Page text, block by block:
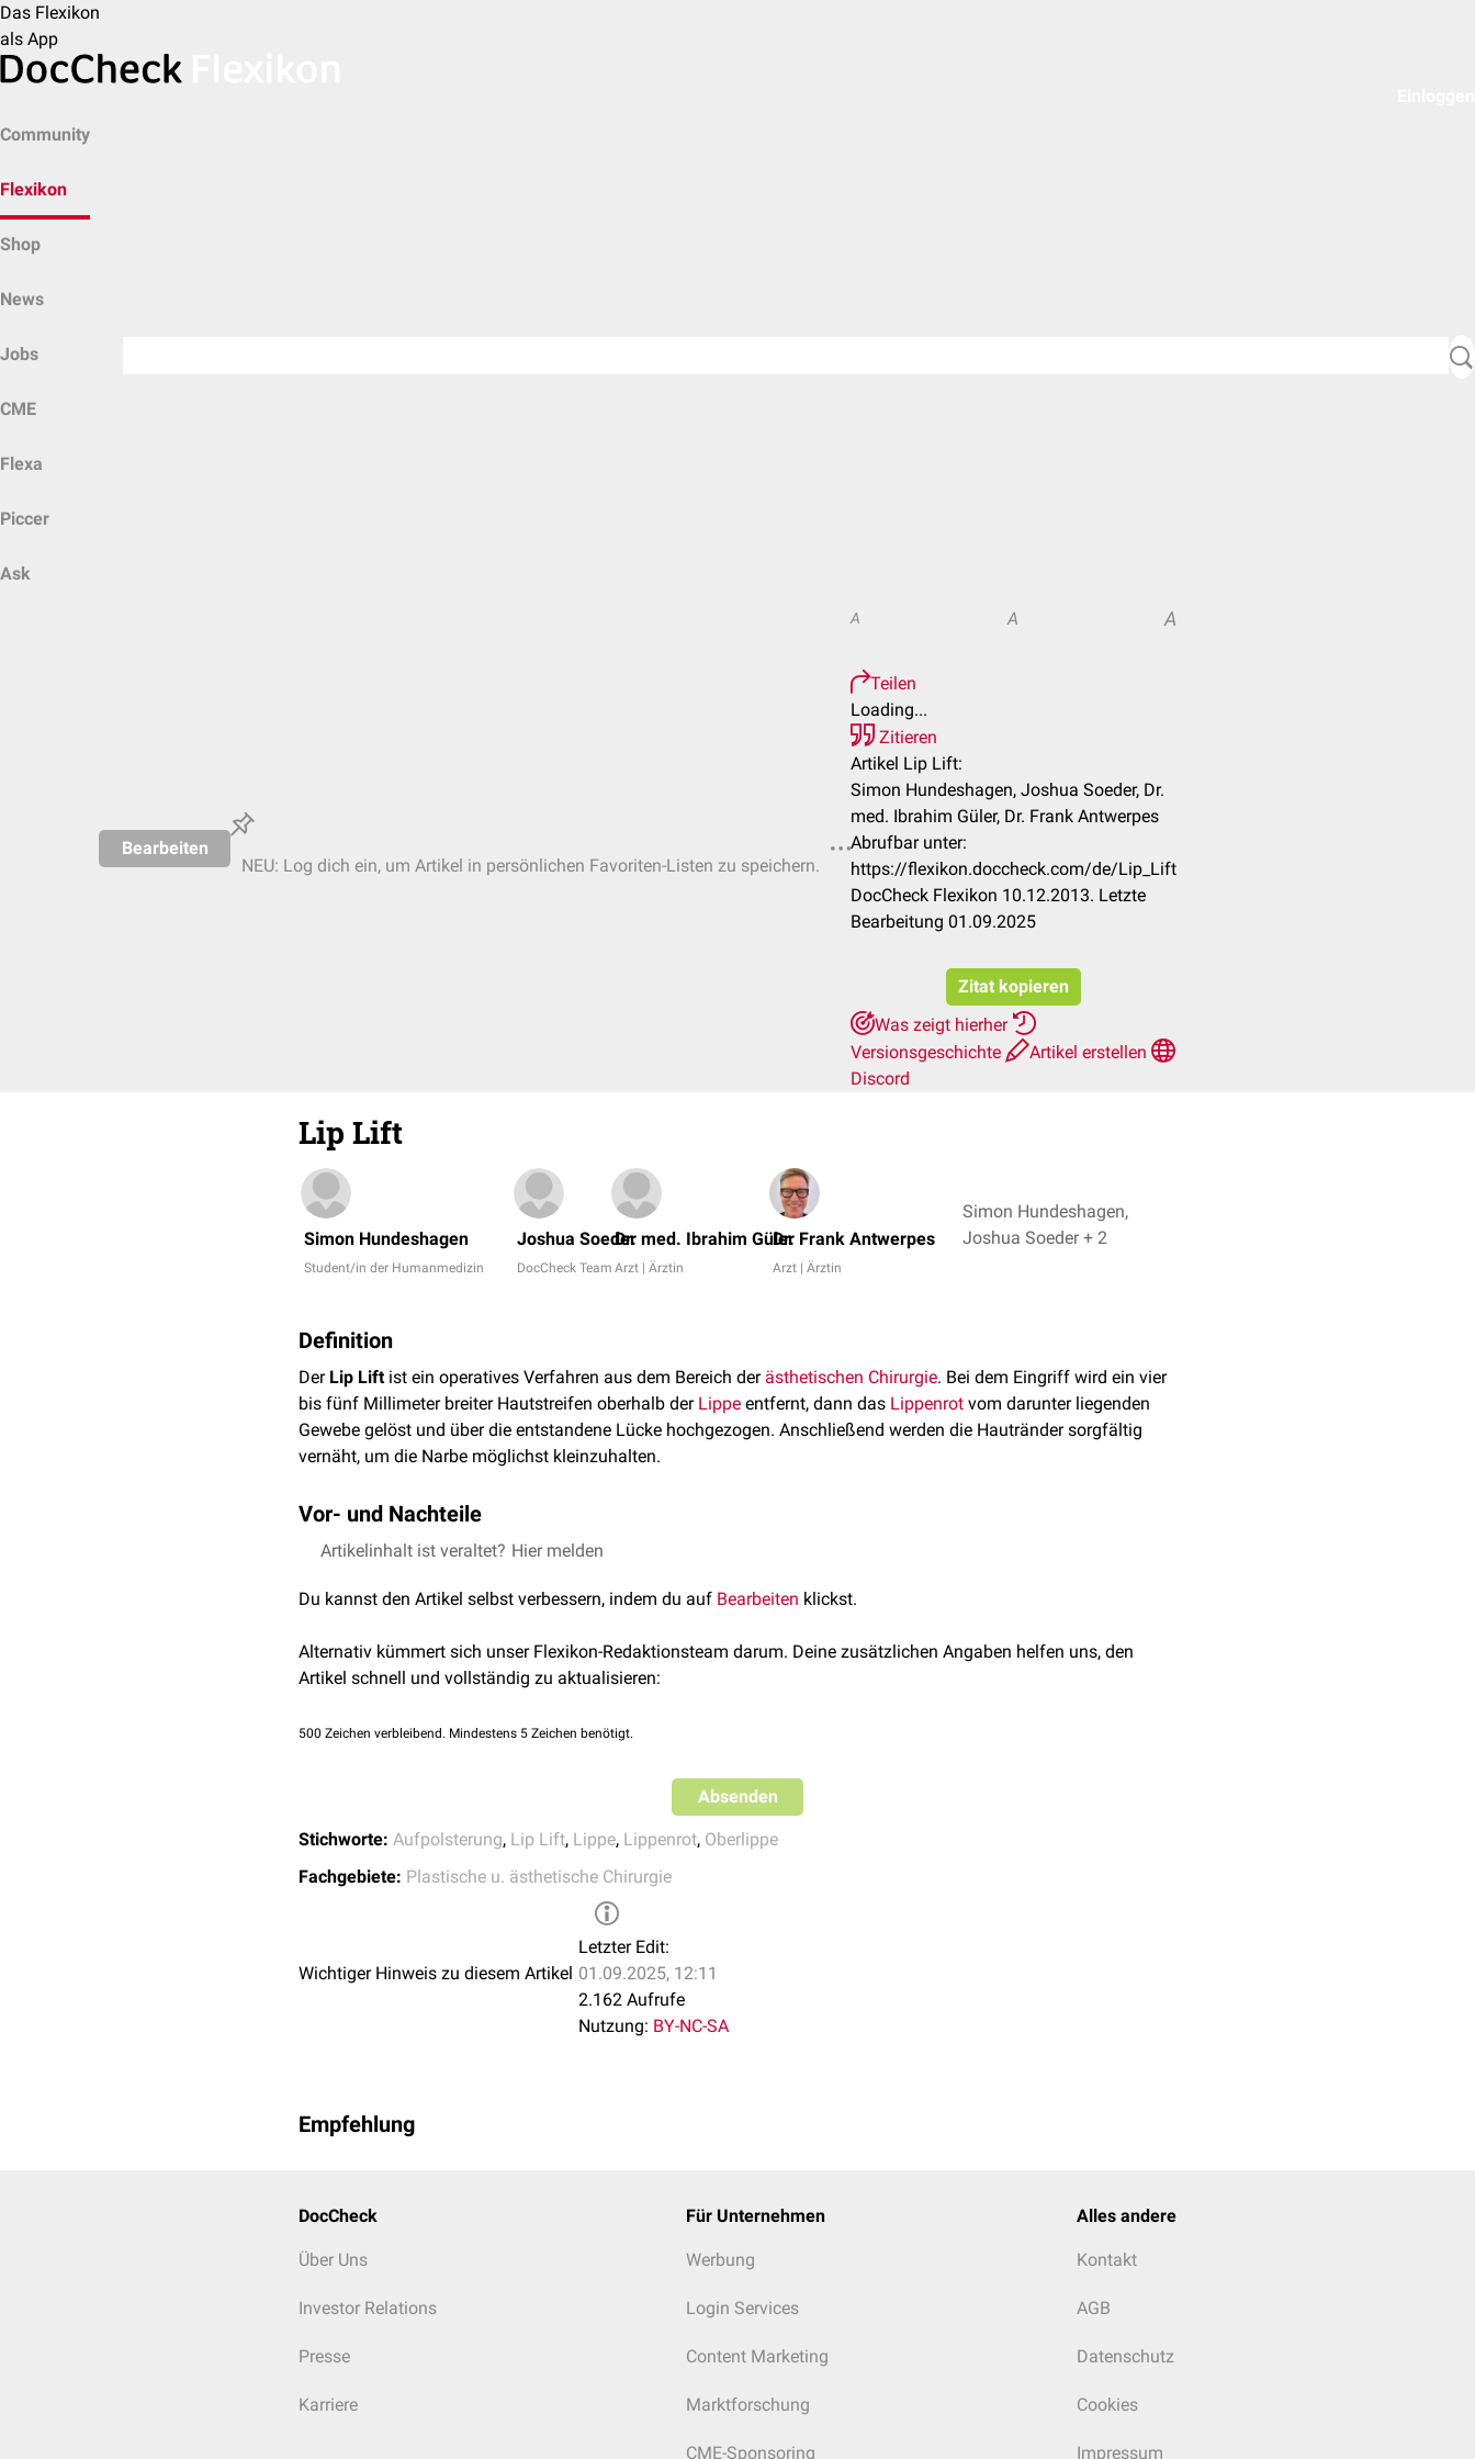
Das Flexikon
als App
Community
Flexikon
Shop
News
Jobs
CME
Flexa
Piccer
Ask
Bearbeiten
NEU: Log dich ein, um Artikel in persönlichen Favoriten-Listen zu speichern.
A A A
Teilen
Loading...
Zitieren
Artikel Lip Lift:
Simon Hundeshagen, Joshua Soeder, Dr.
med. Ibrahim Güler, Dr. Frank Antwerpes
Abrufbar unter:
https://flexikon.doccheck.com/de/Lip_Lift
DocCheck Flexikon 10.12.2013. Letzte
Bearbeitung 01.09.2025
Zitat kopieren
Was zeigt hierher
Versionsgeschichte
Artikel erstellen
Discord
Lip Lift
Simon Hundeshagen
Student/in der Humanmedizin
Joshua Soeder
DocCheck Team
Dr. med. Ibrahim Güler
Arzt | Ärztin
Dr. Frank Antwerpes
Arzt | Ärztin
Simon Hundeshagen,
Joshua Soeder + 2
Definition
Der Lip Liftist ein operatives Verfahren aus dem Bereich der ästhetischen Chirurgie. Bei dem Eingriff wird ein vier
bis fünf Millimeter breiter Hautstreifen oberhalb der Lippe entfernt, dann das Lippenrot vom darunter liegenden
Gewebe gelöst und über die entstandene Lücke hochgezogen. Anschließend werden die Hautränder sorgfältig
vernäht, um die Narbe möglichst kleinzuhalten.
Vor- und Nachteile
Die Operation ist dauerhafter als eineLippenaufpolsterung
Gefahr einer sichtbarenNarbenbildungoder einer späteren Verformung der Narbe.
Artikelinhalt ist veraltet? Hier melden
Du kannst den Artikel selbst verbessern, indem du auf Bearbeiten klickst.
Alternativ kümmert sich unser Flexikon-Redaktionsteam darum. Deine zusätzlichen Angaben helfen uns, den
Artikel schnell und vollständig zu aktualisieren:
500 Zeichen verbleibend. Mindestens 5 Zeichen benötigt.
Absenden
Stichworte: Aufpolsterung, Lip Lift, Lippe, Lippenrot, Oberlippe
Fachgebiete: Plastische u. ästhetische Chirurgie
Wichtiger Hinweis zu diesem Artikel
Letzter Edit:
01.09.2025, 12:11
2.162 Aufrufe
Nutzung: BY-NC-SA
Empfehlung
DocCheck
Über Uns
Investor Relations
Presse
Karriere
Für Unternehmen
Werbung
Login Services
Content Marketing
Marktforschung
CME-Sponsoring
Alles andere
Kontakt
AGB
Datenschutz
Cookies
Impressum